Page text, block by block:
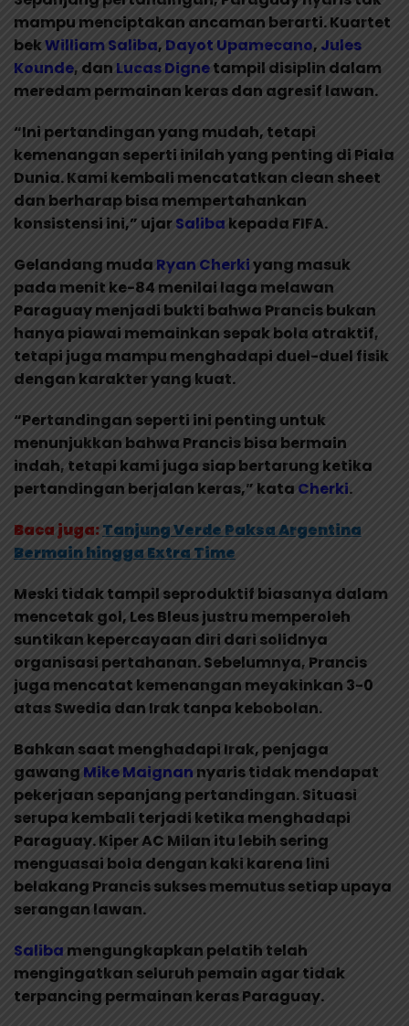
mampu menciptakan ancaman berarti. Kuartet
bekWilliamSaliba, Dayot Upamecano, Jules
Kounde, dan LucasDignetampil disiplin dalam
meredam permainan keras dan agresif lawan.
“Ini pertandingan yang mudah, tetapi
kemenangan seperti inilah yang penting di Piala
Dunia. Kami kembali mencatatkan clean sheet
dan berharap bisa mempertahankan
konsistensi ini,” ujarSaliba kepada FIFA.
Gelandang muda Ryan Cherkiyang masuk
pada menit ke-84 menilai laga melawan
Paraguay menjadi bukti bahwa Prancis bukan
hanya piawai memainkan sepak bola atraktif,
tetapi juga mampu menghadapi duel-duel fisik
dengan karakter yang kuat.
“Pertandingan seperti ini penting untuk
menunjukkan bahwa Prancis bisa bermain
indah, tetapi kami juga siap bertarung ketika
pertandingan berjalan keras,” kata Cherki.
Baca juga:Tanjung Verde Paksa Argentina
Bermain hingga Extra Time
Meski tidak tampil seproduktif biasanya dalam
mencetak gol, Les Bleus justru memperoleh
suntikan kepercayaan diri dari solidnya
organisasi pertahanan. Sebelumnya, Prancis
juga mencatat kemenangan meyakinkan 3-0
atas Swedia dan Irak tanpa kebobolan.
Bahkan saat menghadapi Irak, penjaga
gawang Mike Maignan nyaris tidak mendapat
pekerjaan sepanjang pertandingan. Situasi
serupa kembali terjadi ketika menghadapi
Paraguay. Kiper AC Milan itu lebih sering
menguasai bola dengan kaki karena lini
belakang Prancis sukses memutus setiap upaya
serangan lawan.
Saliba mengungkapkan pelatih telah
mengingatkan seluruh pemain agar tidak
terpancing permainan keras Paraguay.